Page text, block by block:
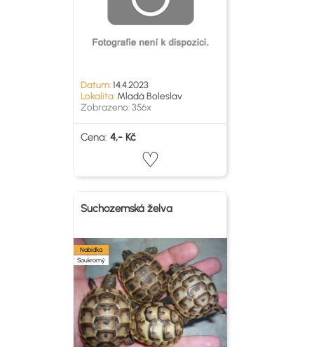
Datum:14.4.2023
Lokalita: Mladá Boleslav
Zobrazeno: 356x
Cena: 4,- Kč
Suchozemská želva
Nabídka
Soukromý